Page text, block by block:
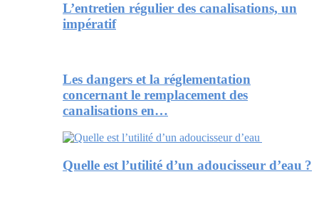
L’entretien régulier des canalisations, un
impératif
Les dangers et la réglementation
concernant le remplacement des
canalisations en…
Quelle est l’utilité d’un adoucisseur d’eau ?